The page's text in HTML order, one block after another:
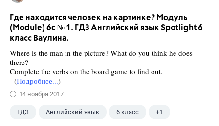
Где находится человек на картинке? Модуль
(Module) 6c № 1. ГДЗ Английский язык Spotlight 6
класс Ваулина.
Where is the man in the picture? What do you think he does
there?
Complete the verbs on the board game to find out.
(Подробнее...)
14 ноября 2017
ГДЗ Английский язык 6 класс +1